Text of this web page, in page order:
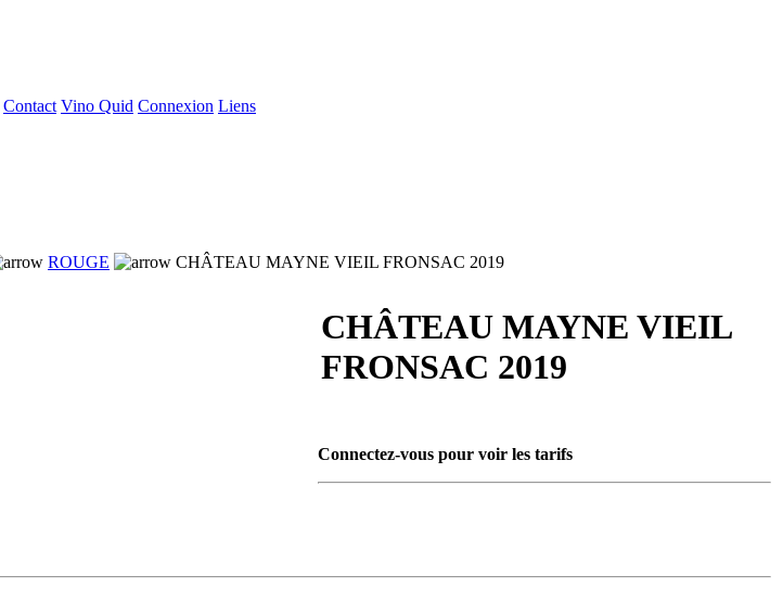
Contact Vino Quid Connexion Liens
ROUGE CHÂTEAU MAYNE VIEIL FRONSAC 2019
CHÂTEAU MAYNE VIEIL
FRONSAC 2019
Connectez-vous pour voir les tarifs